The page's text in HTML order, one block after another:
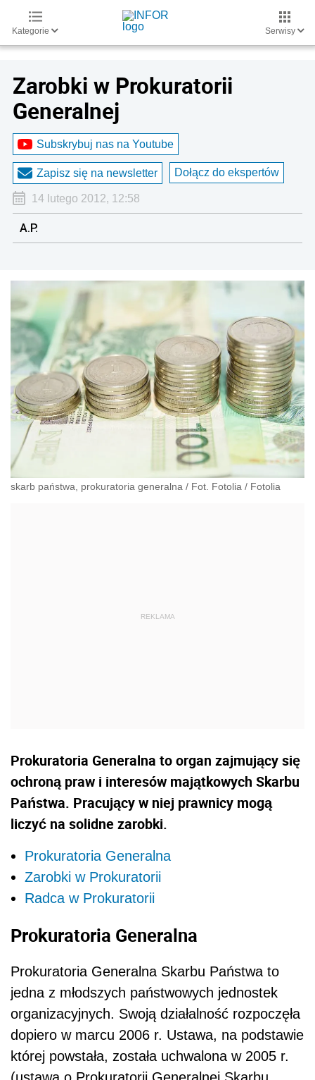
Kategorie Serwisy
Zarobki w Prokuratorii
Generalnej
Subskrybuj nas na Youtube
Zapisz się na newsletter Dołącz do ekspertów
14 lutego 2012, 12:58
A.P.
skarb państwa, prokuratoria generalna / Fot. Fotolia / Fotolia
Prokuratoria Generalna to organ zajmujący się
ochroną praw i interesów majątkowych Skarbu
Państwa. Pracujący w niej prawnicy mogą
liczyć na solidne zarobki.
Prokuratoria Generalna
Zarobki w Prokuratorii
Radca w Prokuratorii
Prokuratoria Generalna
Prokuratoria Generalna Skarbu Państwa to
jedna z młodszych państwowych jednostek
organizacyjnych. Swoją działalność rozpoczęła
dopiero w marcu 2006 r. Ustawa, na podstawie
której powstała, została uchwalona w 2005 r.